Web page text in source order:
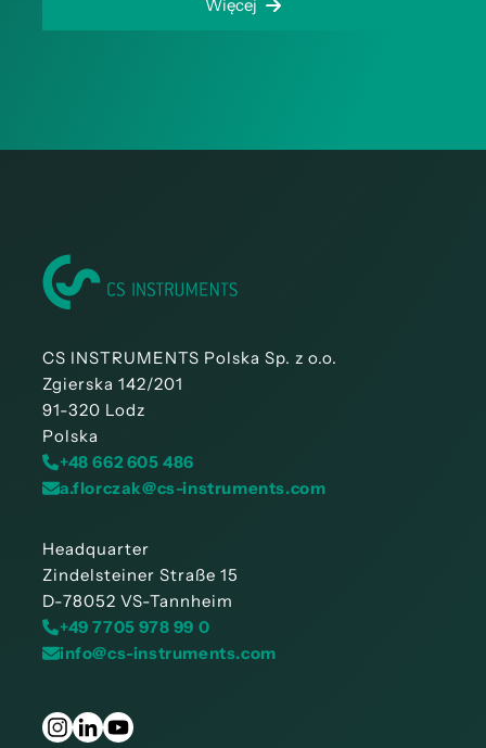
Więcej
CS INSTRUMENTS Polska Sp. z o.o.
Zgierska 142/201
91-320 Lodz
Polska
+48 662 605 486
a.florczak@cs-instruments.com
Headquarter
Zindelsteiner Straße 15
D-78052 VS-Tannheim
+49 7705 978 99 0
info@cs-instruments.com